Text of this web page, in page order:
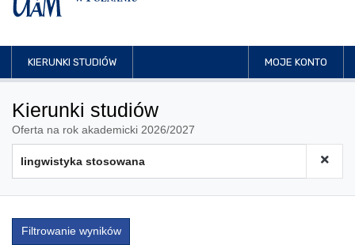
KIERUNKI STUDIÓW MOJE KONTO
Kierunki studiów
Oferta na rok akademicki 2026/2027
Filtrowanie wyników